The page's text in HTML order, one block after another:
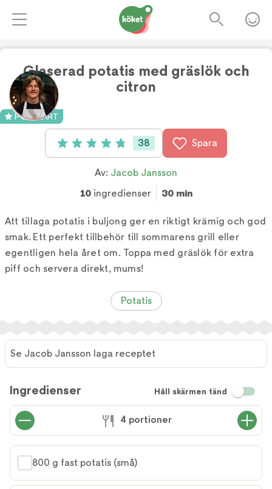
Glaserad potatis med gräslök och
citron
POPULÄRT
Betyg: 4.8 av 5 (38 röster)
38 Spara
Av: Jacob Jansson
10ingredienser 30 min
Att tillaga potatis i buljong ger en riktigt krämig och god
smak. Ett perfekt tillbehör till sommarens grill eller
egentligen hela året om. Toppa med gräslök för extra
piff och servera direkt, mums!
Potatis
Se Jacob Jansson laga receptet
Ingredienser Håll skärmen tänd
4 portioner
800 g fast potatis (små)